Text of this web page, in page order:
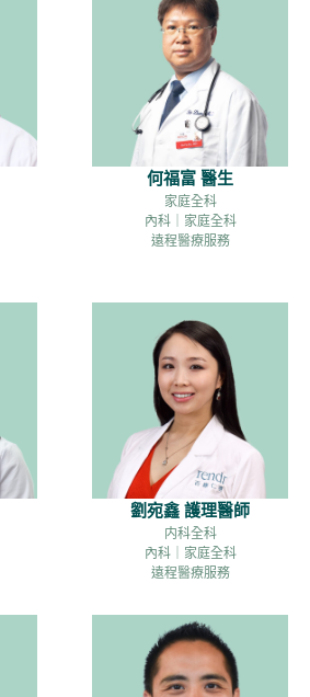
何福富 醫生
家庭全科
內科｜家庭全科
遠程醫療服務
劉宛鑫 護理醫師
内科全科
內科｜家庭全科
遠程醫療服務